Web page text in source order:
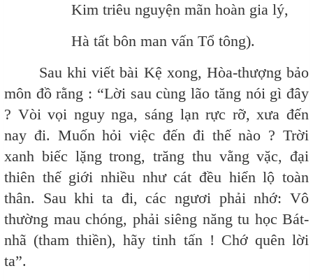
Kim triêu nguyện mãn hoàn gia lý,
Hà tất bôn man vấn Tổ tông).
Sau khi viết bài Kệ xong, Hòa-thượng bảo
môn đồ rằng : “Lời sau cùng lão tăng nói gì đây
? Vòi vọi nguy nga, sáng lạn rực rỡ, xưa đến
nay đi. Muốn hỏi việc đến đi thế nào ? Trời
xanh biếc lặng trong, trăng thu vằng vặc, đại
thiên thế giới nhiều như cát đều hiển lộ toàn
thân. Sau khi ta đi, các ngươi phải nhớ: Vô
thường mau chóng, phải siêng năng tu học Bát-
nhã (tham thiền), hãy tinh tấn ! Chớ quên lời
ta”.